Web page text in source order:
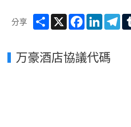
分享 ShareX Facebook
万豪酒店協議代碼